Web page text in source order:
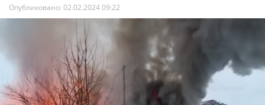
Опубликовано: 02.02.2024 09:22